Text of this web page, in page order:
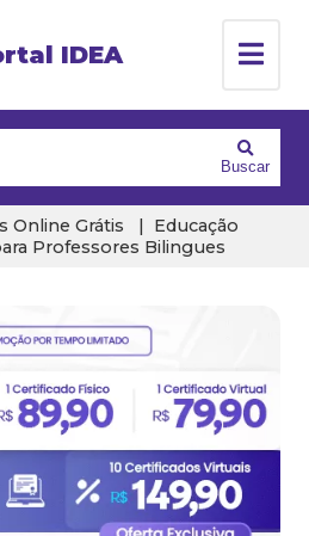
IDEA
Buscar
Online Grátis
Educação
Professores Bilingues